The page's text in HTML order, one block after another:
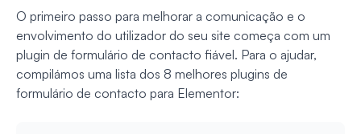
O primeiro passo para melhorar a comunicação e o
envolvimento do utilizador do seu site começa com um
plugin de formulário de contacto fiável. Para o ajudar,
compilámos uma lista dos 8 melhores plugins de
formulário de contacto para Elementor: